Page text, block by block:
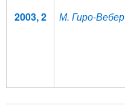
2003, 2 М. Гиро-Вебер